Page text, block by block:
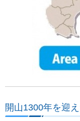
開山1300年を迎